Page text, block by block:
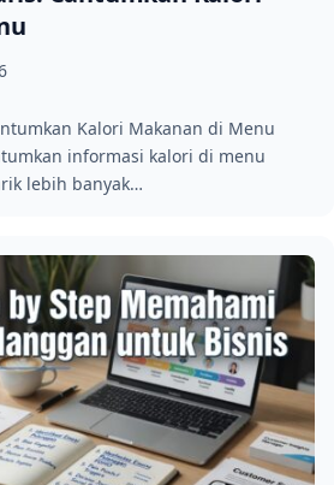
Kalori Makanan di Menu
informasi kalori di menu
lebih banyak…